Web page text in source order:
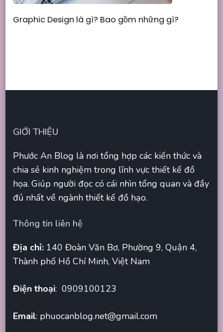
Graphic Design là gì? Bao gồm những gì?
GIỚI THIỆU
Phước An Blog là nơi tổng hợp các kiến thức và
chia sẻ kinh nghiệm trong lĩnh vực thiết kế đồ
họa. Giúp người đọc có cái nhìn tổng quan và đầy
đủ nhất về ngành thiết kế đồ hạo.
Thông tin liên hệ
Địa chỉ: 140 Đoàn Văn Bơ, Phường 9, Quận 4,
Thành phố Hồ Chí Minh, Việt Nam
Điện thoại: 0909100123
Email: phuocanblog.net@gmail.com